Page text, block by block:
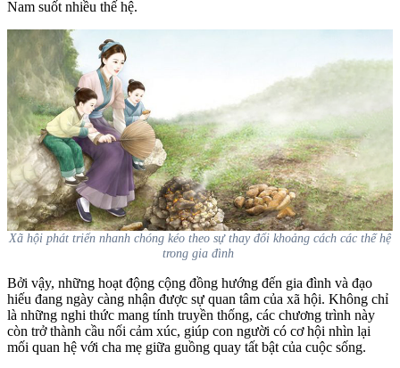
Nam suốt nhiều thế hệ.
Xã hội phát triển nhanh chóng kéo theo sự thay đổi khoảng cách các thế hệ
trong gia đình
Bởi vậy, những hoạt động cộng đồng hướng đến gia đình và đạo
hiếu đang ngày càng nhận được sự quan tâm của xã hội. Không chỉ
là những nghi thức mang tính truyền thống, các chương trình này
còn trở thành cầu nối cảm xúc, giúp con người có cơ hội nhìn lại
mối quan hệ với cha mẹ giữa guồng quay tất bật của cuộc sống.